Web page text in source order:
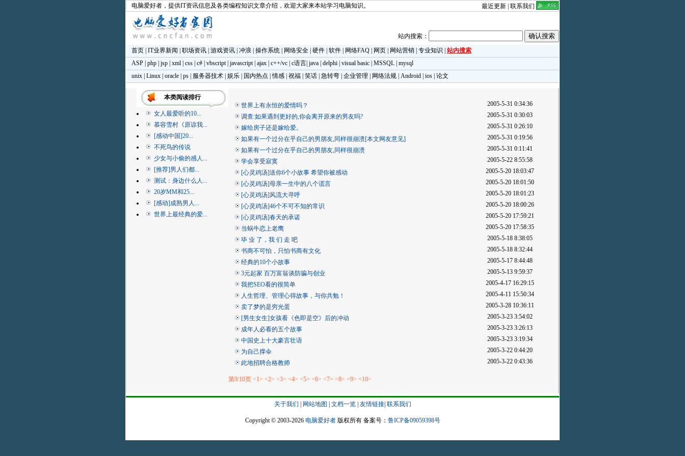
电脑爱好者 ，提供IT资讯信息及各类编程知识文章介绍，欢迎大家来本站学习电脑知识。 最近更新 联系我们
站内搜索：
首页| IT业界新闻 职场资讯| 游戏资讯| 冲浪 操作系统| 网络安全| 硬件| 软件| 网络FAQ| 网页| 网站营销| 专业知识
站内搜索
ASP| php| jsp| xml| css| c#| vbscript| javascript| ajax| c++/vc| c语言| java| delphi| visual basic| MSSQL| mysql
unix| Linux| oracle| ps| 服务器技术| 娱乐| 国内热点 |情感| 祝福| 笑话| 急转弯| 企业管理 网络法规| Android| ios| 论文
本类阅读排行
女人最爱听的10...
慕容雪村《原谅我...
[感动中国]20...
不死鸟的传说
少女与小偷的感人...
[推荐]男人们都...
测试：身边什么人...
20岁MM和25...
[感动]成熟男人...
世界上最经典的爱...
世界上有永恒的爱情吗？
2005-5-31 0:34:36
调查:如果遇到更好的,你会离开原来的男友吗?
2005-5-31 0:30:03
嫁给房子还是嫁给爱。
2005-5-31 0:26:10
如果有一个过分在乎自己的男朋友,同样很崩溃[本文网友意见]
2005-5-31 0:19:56
如果有一个过分在乎自己的男朋友,同样很崩溃
2005-5-31 0:11:41
学会享受寂寞
2005-5-22 8:55:58
[心灵鸡汤]送你6个小故事 希望你被感动
2005-5-20 18:03:47
[心灵鸡汤]母亲一生中的八个谎言
2005-5-20 18:01:50
[心灵鸡汤]风流大寻呼
2005-5-20 18:01:23
[心灵鸡汤]46个不可不知的常识
2005-5-20 18:00:26
[心灵鸡汤]春天的承诺
2005-5-20 17:59:21
当蜗牛恋上老鹰
2005-5-20 17:58:35
毕 业 了，我 们 走 吧
2005-5-18 8:38:05
书商不可怕，只怕书商有文化
2005-5-18 8:32:44
经典的10个小故事
2005-5-17 8:44:48
3元起家 百万富翁谈防骗与创业
2005-5-13 9:59:37
我把SEO看的很简单
2005-4-17 16:29:15
人生哲理、管理心得故事，与你共勉！
2005-4-11 15:50:34
卖了梦的是穷光蛋
2005-3-28 10:36:11
[男生女生]女孩看《色即是空》后的冲动
2005-3-23 3:54:02
成年人必看的五个故事
2005-3-23 3:26:13
中国史上十大豪言壮语
2005-3-23 3:19:34
为自己撑伞
2005-3-22 0:44:20
此地招聘合格教师
2005-3-22 0:43:36
第9/10页 <1> <2> <3> <4> <5> <6> <7> <8> <9> <10>
关于我们 网站地图 文档一览| 友情链接| 联系我们
Copyright © 2003-2026 电脑爱好者版权所有 备案号： 鲁ICP备09059398号